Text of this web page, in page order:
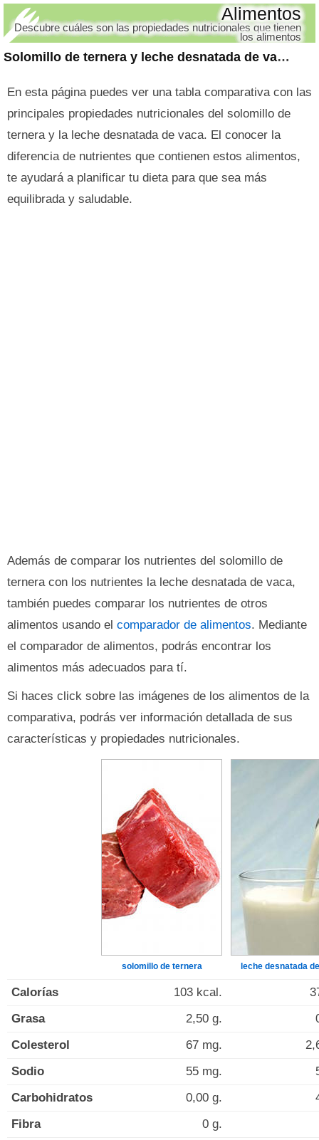
Solomillo de ternera y leche desnatada de vaca
Alimentos
Descubre cuáles son las propiedades nutricionales que tienen
los alimentos
En esta página puedes ver una tabla comparativa con las
principales propiedades nutricionales del solomillo de
ternera y la leche desnatada de vaca. El conocer la
diferencia de nutrientes que contienen estos alimentos,
te ayudará a planificar tu dieta para que sea más
equilibrada y saludable.
Además de comparar los nutrientes del solomillo de
ternera con los nutrientes la leche desnatada de vaca,
también puedes comparar los nutrientes de otros
alimentos usando el comparador de alimentos. Mediante
el comparador de alimentos, podrás encontrar los
alimentos más adecuados para tí.
Si haces click sobre las imágenes de los alimentos de la
comparativa, podrás ver información detallada de sus
características y propiedades nutricionales.
solomillo de ternera leche desnatada
Calorías 103 kcal.
Grasa
2,50 g.
Colesterol
67 mg.
Sodio
55 mg.
Carbohidratos
0,00 g.
Fibra
0 g.